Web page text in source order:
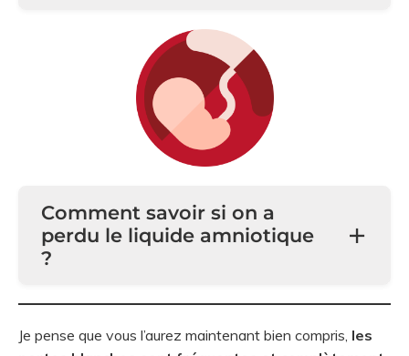
Comment savoir si on a
perdu le liquide amniotique
?
Je pense que vous l’aurez maintenant bien compris, les